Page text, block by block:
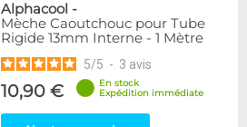
Alphacool -
Mèche Caoutchouc pour Tube
Rigide 13mm Interne - 1 Mètre
5/5 - 3 avis
10,90 €
En stock
Expédition immédiate